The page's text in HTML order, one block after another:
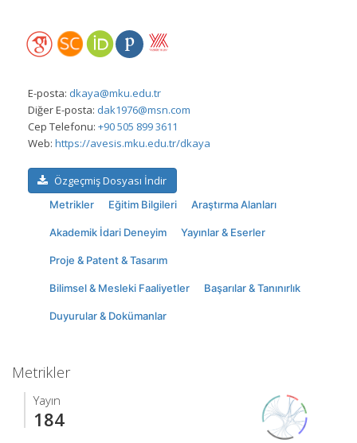
E-posta: dkaya@mku.edu.tr
Diğer E-posta: dak1976@msn.com
Cep Telefonu: +90 505 899 3611
Web: https://avesis.mku.edu.tr/dkaya
Özgeçmiş Dosyası İndir
Metrikler Eğitim Bilgileri Araştırma Alanları
Akademik İdari Deneyim Yayınlar & Eserler
Proje & Patent & Tasarım
Bilimsel & Mesleki Faaliyetler Başarılar & Tanınırlık
Duyurular & Dokümanlar
Metrikler
Yayın
184